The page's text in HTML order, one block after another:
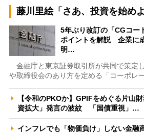
藤川里絵「さあ、投資を始めよ
5年ぶり改訂の「CGコー
ポイントを解説 企業に
明…
金融庁と東京証券取引所が共同で策定
や取締役会のあり方を定める「コーポレ
【令和のPKOか】GPIFをめぐる片山
資拡大」発言の波紋 「国債重視」…
インフレでも「物価負け」しない金融